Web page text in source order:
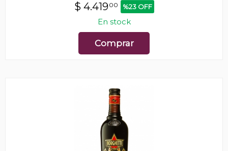
$ 4.41900 %23 OFF
En stock
Comprar